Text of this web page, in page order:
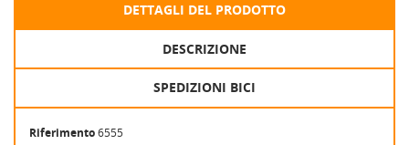
DETTAGLI DEL PRODOTTO
DESCRIZIONE
SPEDIZIONI BICI
Riferimento6555